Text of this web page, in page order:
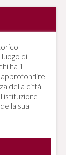
di
ha il
della città
sua